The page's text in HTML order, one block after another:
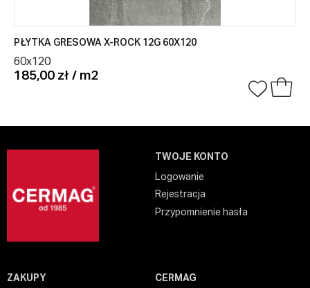
PŁYTKA GRESOWA X-ROCK 12G 60X120
60x120
185,00 zł / m2
TWOJE KONTO
Logowanie
Rejestracja
Przypomnienie hasła
ZAKUPY CERMAG